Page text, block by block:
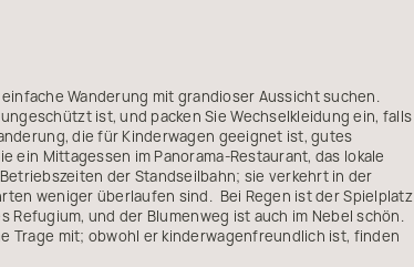
Wanderung mit grandioser Aussicht suchen.
ist, und packen Sie Wechselkleidung ein, falls
die für Kinderwagen geeignet ist, gutes
ein Mittagessen im Panorama-Restaurant, das lokale
der Standseilbahn; sie verkehrt in der
weniger überlaufen sind. Bei Regen ist der Spielplatz
und der Blumenweg ist auch im Nebel schön.
Trage mit; obwohl er kinderwagenfreundlich ist, finden